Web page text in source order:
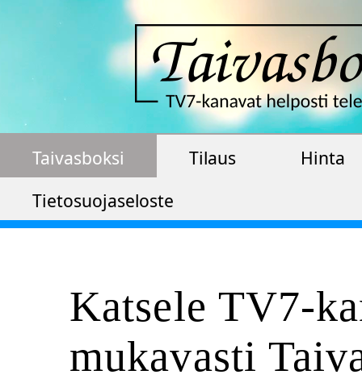
Taivasboksi Tilaus
Hinta
Tietosuojaseloste
Katsele TV7-
mukavasti